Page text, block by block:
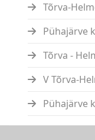
Tõrva-
Pühajärve
Tõrva -
V Tõrva-
Pühajärve